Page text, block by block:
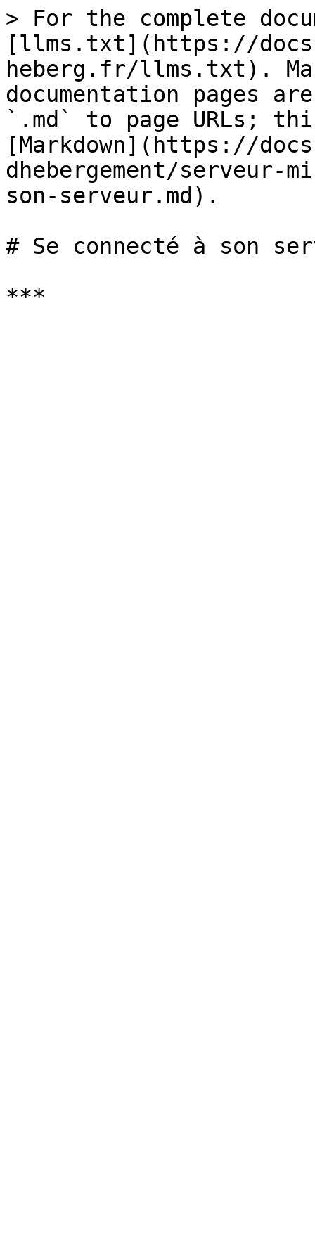
> For the complete
[llms.txt](https://
heberg.fr/llms.txt).
documentation pages
`.md` to page URLs;
[Markdown](https://
dhebergement/serveur-
son-serveur.md).
# Se connecté à son